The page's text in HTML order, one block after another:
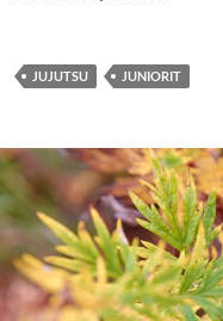
JUJUTSU JUNIORIT